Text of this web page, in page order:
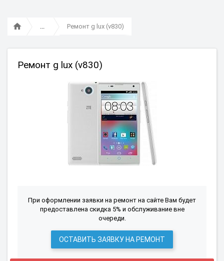
Ремонт g lux (v830)
Ремонт g lux (v830)
При оформлении заявки на ремонт на сайте Вам будет
предоставлена скидка 5% и обслуживание вне
очереди.
ОСТАВИТЬ ЗАЯВКУ НА РЕМОНТ